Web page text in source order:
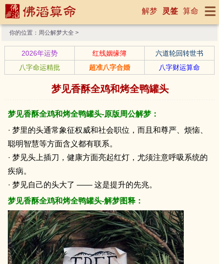
解梦 灵签 算命
你的位置： 周公解梦大全 >
2026年运势 红线姻缘簿
六道轮回转世书
八字命运精批
超准八字合婚 八字财运算命
梦见香酥全鸡和烤全鸭罐头
梦见香酥全鸡和烤全鸭罐头-原版周公解梦：
· 梦里的头通常象征权威和社会职位，而且和尊严、烦恼、
聪明智慧等方面含义都有联系。
· 梦见头上插刀，健康方面亮起红灯，尤须注意呼吸系统的
疾病。
· 梦见自己的头大了 —— 这是提升的先兆。
梦见香酥全鸡和烤全鸭罐头-解梦图释：